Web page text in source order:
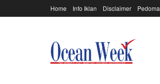
Home Info Iklan Disclaimer